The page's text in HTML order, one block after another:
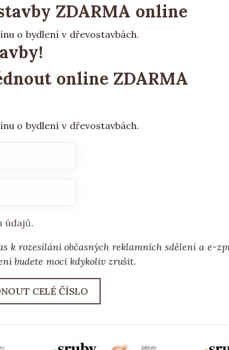
ZDARMA online
o bydlení v dřevostavbách.
online ZDARMA
o bydlení v dřevostavbách.
údajů.
k rozesílání občasných reklamních sdělení a e-
budete moci kdykoliv zrušit.
CELÉ ČÍSLO